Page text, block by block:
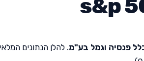
פנסיה וגמל בע"מ. להלן הנתונים